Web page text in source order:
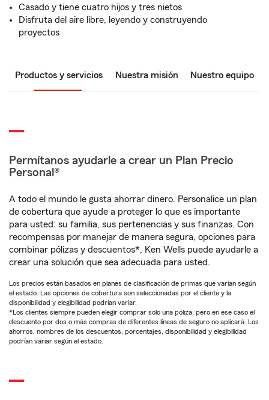
Casado y tiene cuatro hijos y tres nietos
Disfruta del aire libre, leyendo y construyendo
proyectos
Productos y servicios Nuestra misión Nuestro equipo
Permítanos ayudarle a crear un Plan Precio
Personal®
A todo el mundo le gusta ahorrar dinero. Personalice un plan
de cobertura que ayude a proteger lo que es importante
para usted: su familia, sus pertenencias y sus finanzas. Con
recompensas por manejar de manera segura, opciones para
combinar pólizas y descuentos*, Ken Wells puede ayudarle a
crear una solución que sea adecuada para usted.
Los precios están basados en planes de clasificación de primas que varían según
el estado. Las opciones de cobertura son seleccionadas por el cliente y la
disponibilidad y elegibilidad podrían variar.
*Los clientes siempre pueden elegir comprar solo una póliza, pero en ese caso el
descuento por dos o más compras de diferentes líneas de seguro no aplicará. Los
ahorros, nombres de los descuentos, porcentajes, disponibilidad y elegibilidad
podrían variar según el estado.